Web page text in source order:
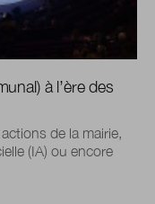
à l’ère des
de la mairie,
(IA) ou encore